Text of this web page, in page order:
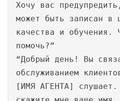
Хочу вас
может быть записан в
качества и обучения.
помочь?”
“Добрый день! Вы
обслуживанием
[ИМЯ АГЕНТА] слушает.